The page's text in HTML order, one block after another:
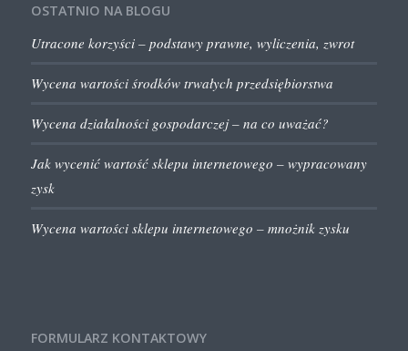
OSTATNIO NA BLOGU
Utracone korzyści – podstawy prawne, wyliczenia, zwrot
Wycena wartości środków trwałych przedsiębiorstwa
Wycena działalności gospodarczej – na co uważać?
Jak wycenić wartość sklepu internetowego – wypracowany
zysk
Wycena wartości sklepu internetowego – mnożnik zysku
FORMULARZ KONTAKTOWY